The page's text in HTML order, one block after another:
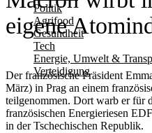
Politik
Agrifood
Gesundheit
Tech
Energie, Umwelt &
Verteidigung
eigene
Der französische Präsident
März) in Prag an einem
teilgenommen. Dort warb er für
französischen Energieriesen
in der Tschechischen Republik.